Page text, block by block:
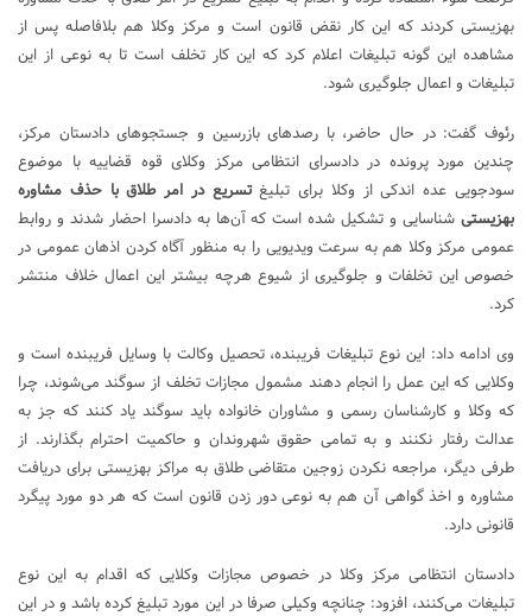
بهزیستی کردند که این کار نقض قانون است و مرکز وکلا هم بلافاصله پس از
مشاهده این گونه تبلیغات اعلام کرد که این کار تخلف است تا به نوعی از این
تبلیغات و اعمال جلوگیری شود.
رئوف گفت: در حال حاضر، با رصد‌های بازرسین و جستجو‌های دادستان مرکز،
چندین مورد پرونده در دادسرای انتظامی مرکز وکلای قوه قضاییه با موضوع
سودجویی عده اندکی از وکلا برای تبلیغتسریع در امر طلاق با حذف مشاوره
بهزیستی شناسایی و تشکیل شده است که آن‌ها به دادسرا احضار شدند و روابط
عمومی مرکز وکلا هم به سرعت ویدیویی را به منظور آگاه کردن اذهان عمومی در
خصوص این تخلفات و جلوگیری از شیوع هرچه بیشتر این اعمال خلاف منتشر
کرد.
وی ادامه داد: این نوع تبلیغات فریبنده، تحصیل وکالت با وسایل فریبنده است و
وکلایی که این عمل را انجام دهند مشمول مجازات تخلف از سوگند می‌شوند، چرا
که وکلا و کارشناسان رسمی و مشاوران خانواده باید سوگند یاد کنند که جز به
عدالت رفتار نکنند و به تمامی حقوق شهروندان و حاکمیت احترام بگذارند. از
طرفی دیگر، مراجعه نکردن زوجین متقاضی طلاق به مراکز بهزیستی برای دریافت
مشاوره و اخذ گواهی آن هم به نوعی دور زدن قانون است که هر دو مورد پیگرد
قانونی دارد.
دادستان انتظامی مرکز وکلا در خصوص مجازات وکلایی که اقدام به این نوع
تبلیغات می‌کنند، افزود: چنانچه وکیلی صرفا در این مورد تبلیغ کرده باشد و در این